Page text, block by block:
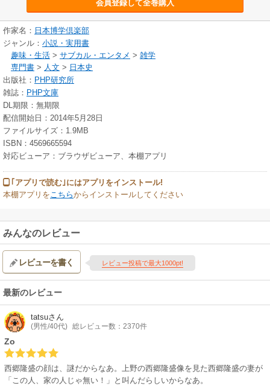
会員登録して全巻購入
作家名： 日本博学倶楽部
ジャンル： 小説・実用書
趣味・生活 > サブカル・エンタメ > 雑学
専門書 > 人文 > 日本史
出版社： PHP研究所
雑誌： PHP文庫
DL期限：無期限
配信開始日：2014年5月28日
ファイルサイズ：1.9MB
ISBN：4569665594
対応ビューア：ブラウザビューア、本棚アプリ
｢アプリで読む｣にはアプリをインストール!
本棚アプリをこちらからインストールしてください
みんなのレビュー
レビューを書く レビュー投稿で最大1000pt!
最新のレビュー
tatsuさん
(男性/40代) 総レビュー数：2370件
Zo
西郷隆盛の顔は、謎だからなあ。上野の西郷隆盛像を見た西郷隆盛の妻が
「この人、家の人じゃ無い！」と叫んだらしいからなあ。